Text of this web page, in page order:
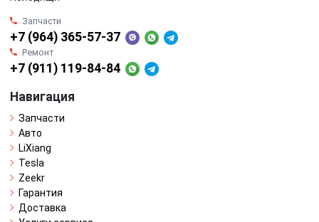
Запчасти
+7 (964) 365-57-37
Ремонт
+7 (911) 119-84-84
Навигация
Запчасти
Авто
LiXiang
Tesla
Zeekr
Гарантия
Доставка